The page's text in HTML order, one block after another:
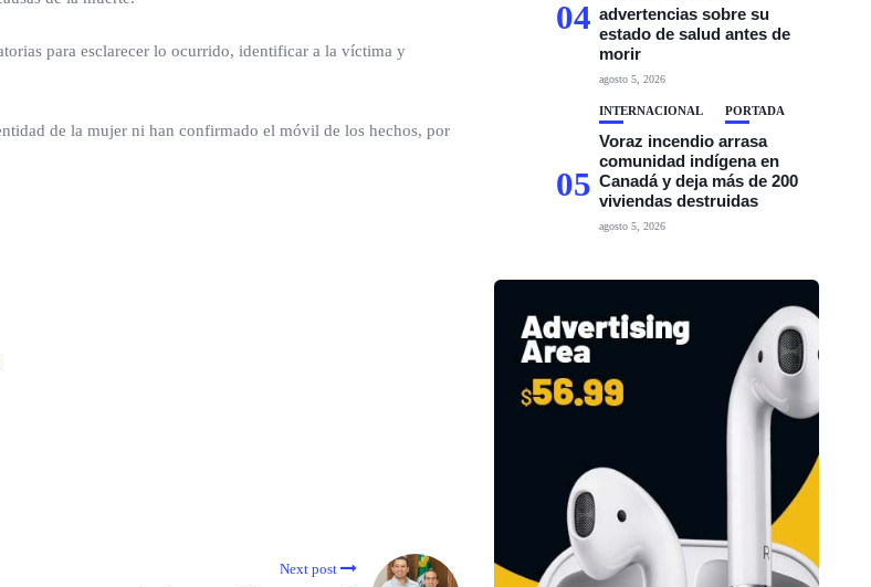
para esclarecer lo ocurrido, identificar a la víctima y
de la mujer ni han confirmado el móvil de los hechos, por
Next post
04 advertencias sobre su
estado de salud antes de
morir
agosto 5, 2026
05
INTERNACIONAL PORTADA
Voraz incendio arrasa
comunidad indígena en
Canadá y deja más de 200
viviendas destruidas
agosto 5, 2026